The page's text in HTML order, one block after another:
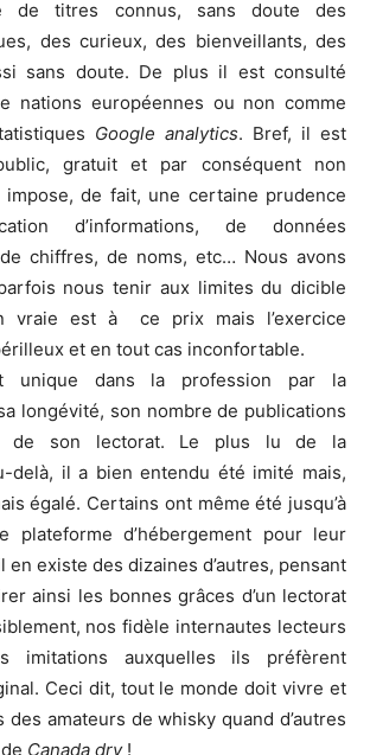
de titres connus, sans doute des
des curieux, des bienveillants, des
sans doute. De plus il est consulté
nations européennes ou non comme
Google analytics. Bref, il est
gratuit et par conséquent non
de fait, une certaine prudence
d’informations, de données
chiffres, de noms, etc… Nous avons
nous tenir aux limites du dicible
vraie est à ce prix mais l’exercice
et en tout cas inconfortable.
unique dans la profession par la
longévité, son nombre de publications
de son lectorat. Le plus lu de la
delà, il a bien entendu été imité mais,
égalé. Certains ont même été jusqu’à
plateforme d’hébergement pour leur
en existe des dizaines d’autres, pensant
ainsi les bonnes grâces d’un lectorat
nos fidèle internautes lecteurs
imitations auxquelles ils préfèrent
Ceci dit, tout le monde doit vivre et
des amateurs de whisky quand d’autres
Canada dry!